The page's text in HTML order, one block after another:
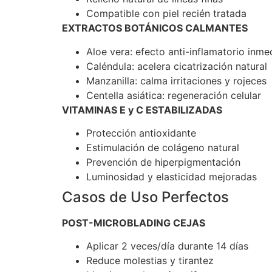
Compatible con piel recién tratada
EXTRACTOS BOTÁNICOS CALMANTES
Aloe vera: efecto anti-inflamatorio
Caléndula: acelera cicatrización natural
Manzanilla: calma irritaciones y rojeces
Centella asiática: regeneración celular
VITAMINAS E y C ESTABILIZADAS
Protección antioxidante
Estimulación de colágeno natural
Prevención de hiperpigmentación
Luminosidad y elasticidad mejoradas
Casos de Uso Perfectos
POST-MICROBLADING CEJAS
Aplicar 2 veces/día durante 14 días
Reduce molestias y tirantez